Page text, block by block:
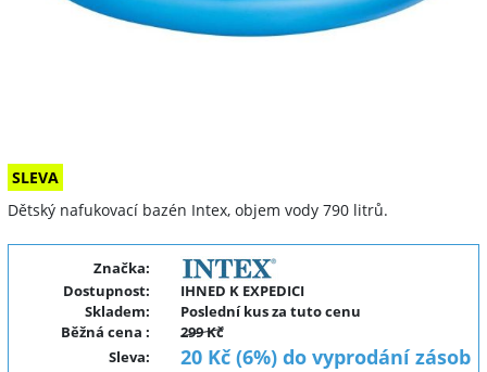
SLEVA
Dětský nafukovací bazén Intex, objem vody 790 litrů.
Značka:
Dostupnost:
IHNED K EXPEDICI
Skladem:
Poslední kus za tuto cenu
Běžná cena :
299 Kč
Sleva: 20 Kč (6%) do vyprodání zásob